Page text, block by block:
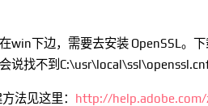
下边，需要去安装 OpenSSL。下
说找不到C:\usr\local\ssl\openssl.cnf
法见这里： http://